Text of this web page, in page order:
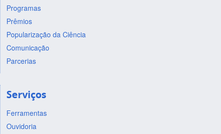
Programas
Prêmios
Popularização da Ciência
Comunicação
Parcerias
Serviços
Ferramentas
Ouvidoria